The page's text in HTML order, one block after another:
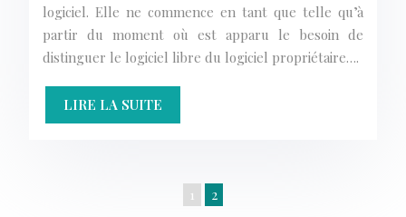
logiciel. Elle ne commence en tant que telle qu’à
partir du moment où est apparu le besoin de
distinguer le logiciel libre du logiciel propriétaire….
LIRE LA SUITE
1 2